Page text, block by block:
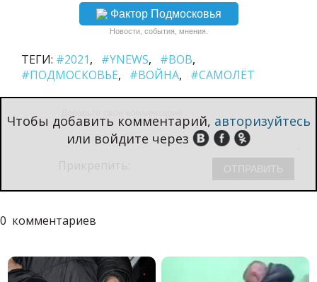
Фактор Подмосковья
Новости, события, мнения.
ТЕГИ: #2021 #YNEWS
#ВОВ
#ПОДМОСКОВЬЕ
#ВОЙНА #САМОЛЁТ
Чтобы добавить комментарий, авторизуйтесь
или войдите через
0 комментариев